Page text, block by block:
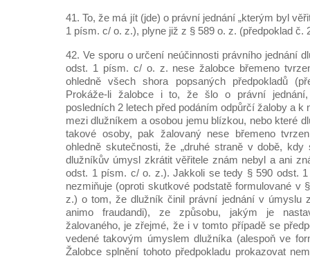
41. To, že má jít (jde) o právní jednání „kterým byl
1 písm. c/ o. z.), plyne již z § 589 o. z. (předpoklad č.
42. Ve sporu o určení neúčinnosti právního jednání
odst. 1 písm. c/ o. z. nese žalobce břemeno
ohledně všech shora popsaných předpokladů
Prokáže-li žalobce i to, že šlo o právní
posledních 2 letech před podáním odpůrčí žaloby a k
mezi dlužníkem a osobou jemu blízkou, nebo které
takové osoby, pak žalovaný nese břemeno
ohledně skutečnosti, že „druhé straně v době,
dlužníkův úmysl zkrátit věřitele znám nebyl a ani
odst. 1 písm. c/ o. z.). Jakkoli se tedy § 590 odst.
nezmiňuje (oproti skutkové podstatě formulované v
z.) o tom, že dlužník činil právní jednání v úmyslu
animo fraudandi), ze způsobu, jakým je
žalovaného, je zřejmé, že i v tomto případě se
vedené takovým úmyslem dlužníka (alespoň ve
Žalobce splnění tohoto předpokladu prokazovat